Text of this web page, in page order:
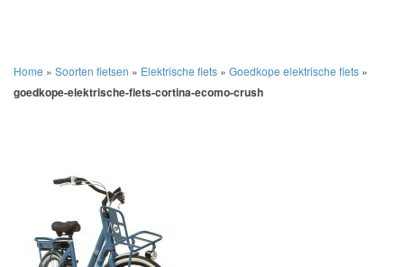
Home » Soorten fietsen » Elektrische fiets » Goedkope elektrische fiets »
goedkope-elektrische-fiets-cortina-ecomo-crush